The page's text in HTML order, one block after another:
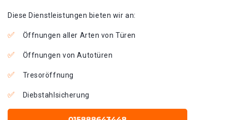
Diese Dienstleistungen bieten wir an:
Öffnungen aller Arten von Türen
Öffnungen von Autotüren
Tresoröffnung
Diebstahlsicherung